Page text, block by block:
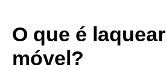
O que é
móvel?